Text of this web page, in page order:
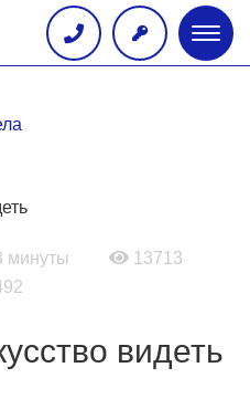
меню
минуты
13713
видеть